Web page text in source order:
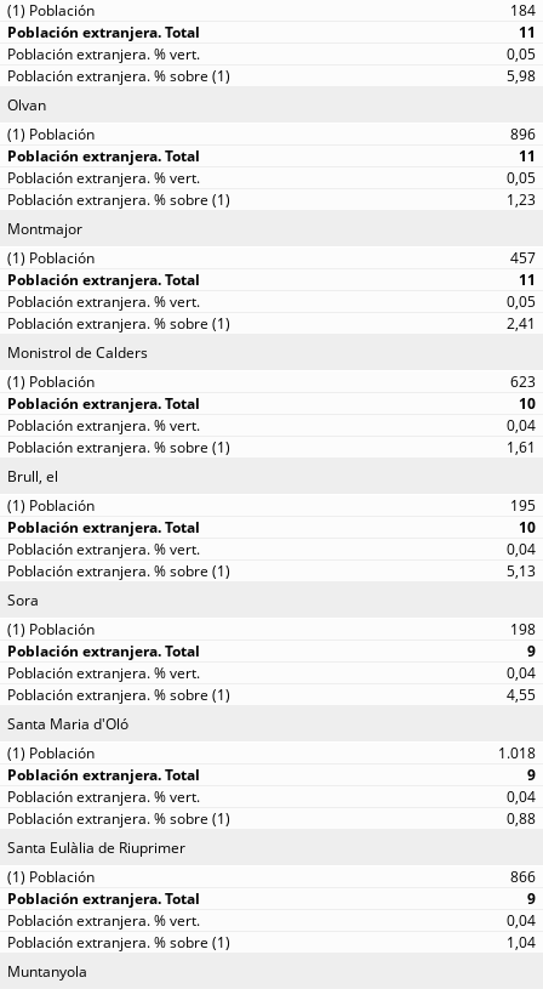
184
11
0,05
5,98
Olvan
896
11
0,05
1,23
Montmajor
457
11
0,05
2,41
Monistrol de Calders
623
10
0,04
1,61
Brull, el
195
10
0,04
5,13
Sora
198
9
0,04
4,55
Santa Maria d'Oló
1.018
9
0,04
0,88
Santa Eulàlia de Riuprimer
866
9
0,04
1,04
Muntanyola